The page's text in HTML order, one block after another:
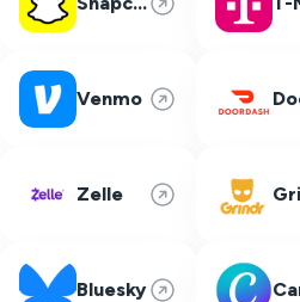
Venmo
Zelle
Bluesky